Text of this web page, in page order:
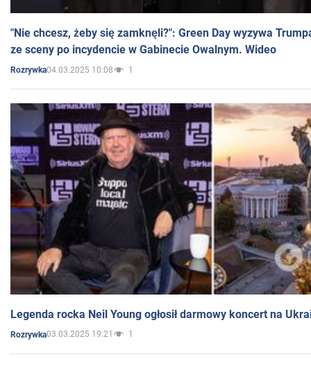
"Nie chcesz, żeby się zamknęli?": Green Day wyzywa
ze sceny po incydencie w Gabinecie Owalnym. Wideo
Rozrywka04.03.2025 10:08 1
Legenda rocka Neil Young ogłosił darmowy koncert na
Rozrywka03.03.2025 19:21 1